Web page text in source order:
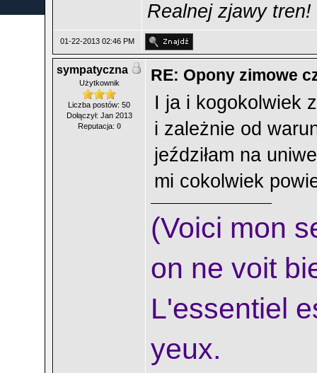
Realnej zjawy tren!
01-22-2013 02:46 PM
sympatyczna
Użytkownik
Liczba postów: 50
Dołączył: Jan 2013
Reputacja: 0
RE: Opony zimowe
I ja i kogokolwiek
i zależnie od
jeździłam na
mi cokolwiek
(Voici mon
on ne voit
L'essentiel
yeux.